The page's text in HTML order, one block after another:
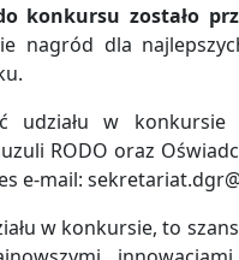
konkursu zostało
nagród dla
udziału w konkursie
RODO oraz
e-mail:
w konkursie, to